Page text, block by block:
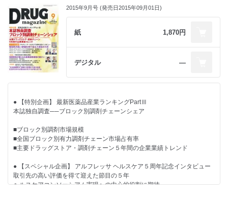
オカモト／不二ラテックス／相模ゴム工業／ジェクス
● 【Close-up】 乳酸菌併用でピロリ菌除菌成功率が大きくアップ
胃がんの主因となるピロリ菌除菌率を大きく向上
求められる薬剤師のコンプライアンス向上への寄与
新地 昭久氏［RMI 代表］
■ たった一言の声かけで広がるお客さまとの会話
大慶堂 大谷 まり子氏・大谷 桜氏
■ 経営力を強化するための処方箋
金子 尚貴氏［税理士法人アフェックス 公認会計士 税理士］
■ Global Report
データモニター社 イアン・ロイド氏
■ ビジネスナビ 櫻井秀勲の世相“解体新書”
残薬確認の徹底がもたらす医療費削減と医師とのヒエラルキー
● 【寄稿】 寄稿診療統計データを活用した消費者起点のMD
せよ
本多 功征氏［メディカル・データ・ビジョン OTC ユニット］
● 【季節連載】 佐谷 圭一のFour Seasons
注視すべきは調剤にかかわる点数と集中率
● 【pick up】 パナソニック ヘルスケア
地域包括ケアを情報技術で支える『PharnesⅢ‐MX』
〈Part Ⅰ〉
武田 俊彦氏［厚生労働省大臣官房審議官］×
山本 信夫氏［日本薬剤師会 会長］×
中村 勝氏［日本保険薬局協会 会長］
〈PartⅡ〉
武田 俊彦氏［厚生労働省大臣官房審議官］×
三津原 博氏［日本調剤 社長］
【識者寄稿】
川渕 孝一氏［東京医科歯科大学大学院 教授］
秋野 治郎氏［ファーマホールディング 社長］×
武田 宏氏［ファーマシィ 社長］×
【レポート】
上田薬剤師会が基準薬局制度を策定・実施
インタビュー 飯島 康典氏［上田薬剤師会 会長］
● 【対談】 機能性表示食品制度の課題と展望
産官学で少子高齢社会を支える制度に育成を
2015年9月号 (発売日2015年09月01日)
紙 1,870円
デジタル ―
● 【特別企画】 最新医薬品産業ランキングPartⅢ
本誌独自調査──ブロック別調剤チェーンシェア
■ブロック別調剤市場規模
■全国ブロック別有力調剤チェーン市場占有率
■主要ドラッグストア・調剤チェーン５年間の企業業績トレンド
● 【スペシャル企画】 アルフレッサ ヘルスケア５周年記念インタビュー
取引先の高い評価を得て迎えた節目の５年
ヘルスケアコンソーシアム実現への中心的役割に期待